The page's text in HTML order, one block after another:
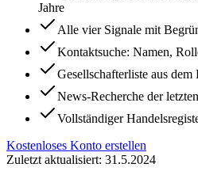
Jahre
Alle vier Signale mit
Kontaktsuche: Namen,
Gesellschafterliste aus dem
News-Recherche der
Vollständiger
Kostenloses Konto erstellen
Zuletzt aktualisiert: 31.5.2024